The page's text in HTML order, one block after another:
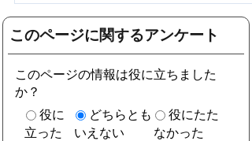
このページに関するアンケート
このページの情報は役に立ちました
か？
役に
立った
どちらとも
いえない
役にたた
なかった